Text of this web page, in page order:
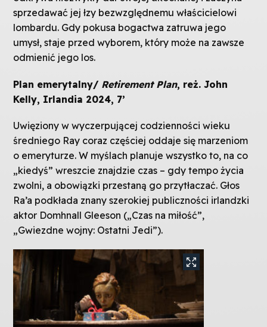
sprzedawać jej łzy bezwzględnemu właścicielowi
lombardu. Gdy pokusa bogactwa zatruwa jego
umysł, staje przed wyborem, który może na zawsze
odmienić jego los.
Plan emerytalny/ Retirement Plan, reż. John
Kelly, Irlandia 2024, 7’
Uwięziony w wyczerpującej codzienności wieku
średniego Ray coraz częściej oddaje się marzeniom
o emeryturze. W myślach planuje wszystko to, na co
„kiedyś” wreszcie znajdzie czas – gdy tempo życia
zwolni, a obowiązki przestaną go przytłaczać. Głos
Ra’a podkłada znany szerokiej publiczności irlandzki
aktor Domhnall Gleeson („Czas na miłość”,
„Gwiezdne wojny: Ostatni Jedi”).